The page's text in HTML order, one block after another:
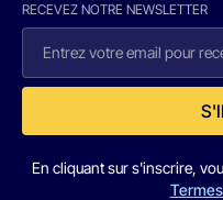
RECEVEZ NOTRE NEWSLETTER
En cliquant sur s'inscrire,